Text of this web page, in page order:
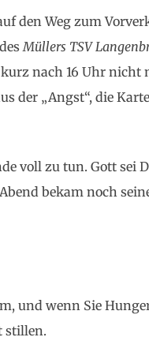
den Weg zum
Müllers TSV
nach 16 Uhr nicht
der „Angst“, die
voll zu tun. Gott sei
bekam noch
und wenn Sie
stillen.